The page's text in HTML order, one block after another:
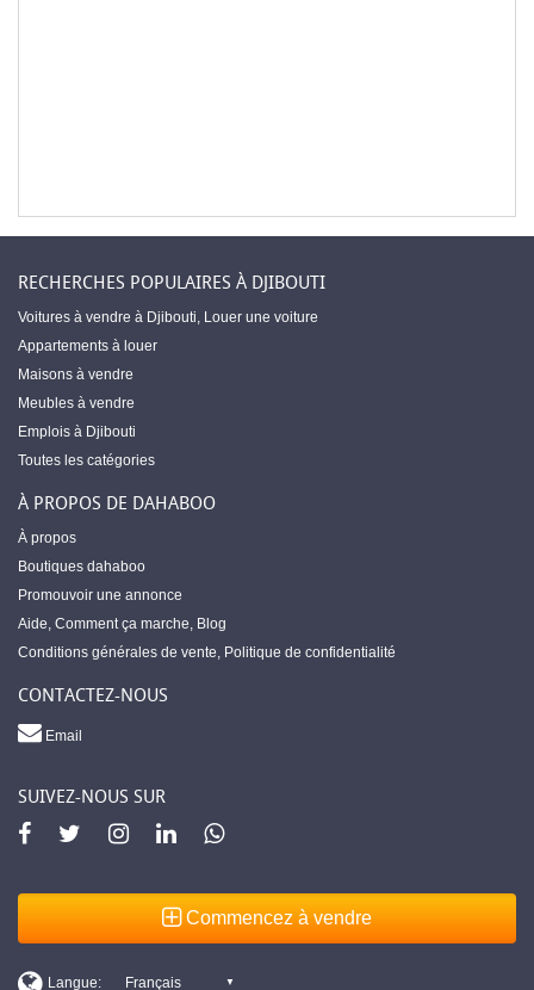
RECHERCHES POPULAIRES À DJIBOUTI
Voitures à vendre à Djibouti, Louer une voiture
Appartements à louer
Maisons à vendre
Meubles à vendre
Emplois à Djibouti
Toutes les catégories
À PROPOS DE DAHABOO
À propos
Boutiques dahaboo
Promouvoir une annonce
Aide, Comment ça marche, Blog
Conditions générales de vente, Politique de confidentialité
CONTACTEZ-NOUS
Email
SUIVEZ-NOUS SUR
Commencez à vendre